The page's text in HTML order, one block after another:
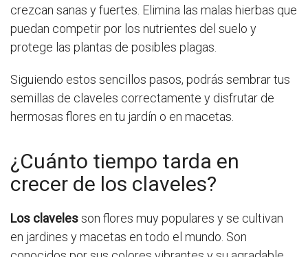
crezcan sanas y fuertes. Elimina las malas hierbas que
puedan competir por los nutrientes del suelo y
protege las plantas de posibles plagas.
Siguiendo estos sencillos pasos, podrás sembrar tus
semillas de claveles correctamente y disfrutar de
hermosas flores en tu jardín o en macetas.
¿Cuánto tiempo tarda en
crecer de los claveles?
Los clavelesson flores muy populares y se cultivan
en jardines y macetas en todo el mundo. Son